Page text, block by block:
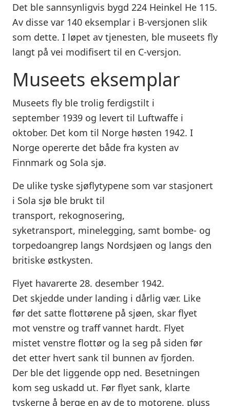
Det ble sannsynligvis bygd 224 Heinkel He 115.
Av disse var 140 eksemplar i B-versjonen slik
som dette. I løpet av tjenesten, ble museets fly
langt på vei modifisert til en C-versjon.
Museets eksemplar
Museets fly ble trolig ferdigstilt i
september 1939 og levert til Luftwaffe i
oktober. Det kom til Norge høsten 1942. I
Norge opererte det både fra kysten av
Finnmark og Sola sjø.
De ulike tyske sjøflytypene som var stasjonert
i Sola sjø ble brukt til
transport, rekognosering,
syketransport, minelegging, samt bombe- og
torpedoangrep langs Nordsjøen og langs den
britiske østkysten.
Flyet havarerte 28. desember 1942.
Det skjedde under landing i dårlig vær. Like
før det satte flottørene på sjøen, skar flyet
mot venstre og traff vannet hardt. Flyet
mistet venstre flottør og la seg på siden før
det etter hvert sank til bunnen av fjorden.
Der ble det liggende opp ned. Besetningen
kom seg uskadd ut. Før flyet sank, klarte
tyskerne å berge en av de to motorene, pluss